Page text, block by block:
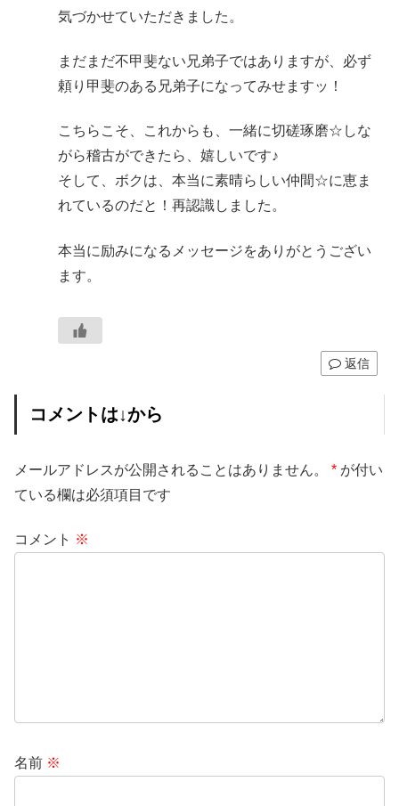
気づかせていただきました。
まだまだ不甲斐ない兄弟子ではありますが、必ず
頼り甲斐のある兄弟子になってみせますッ！
こちらこそ、これからも、一緒に切磋琢磨☆しな
がら稽古ができたら、嬉しいです♪
そして、ボクは、本当に素晴らしい仲間☆に恵ま
れているのだと！再認識しました。
本当に励みになるメッセージをありがとうござい
ます。
返信
コメントは↓から
メールアドレスが公開されることはありません。 * が付い
ている欄は必須項目です
コメント ※
名前 ※